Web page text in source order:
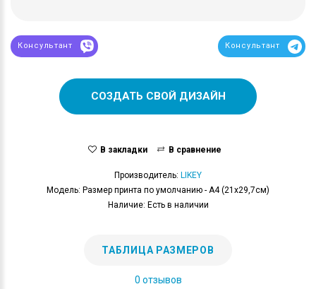
Консультант Консультант
СОЗДАТЬ СВОЙ ДИЗАЙН
В закладки В сравнение
Производитель: LIKEY
Модель: Размер принта по умолчанию - А4 (21x29,7см)
Наличие: Есть в наличии
ТАБЛИЦА РАЗМЕРОВ
0 отзывов